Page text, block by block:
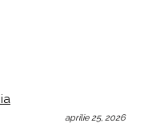
aprilie 25, 2026